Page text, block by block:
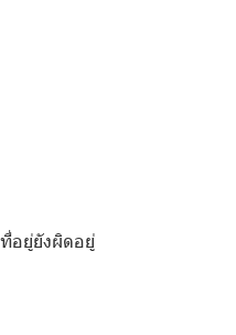
อยู่ยังผิดอยู่